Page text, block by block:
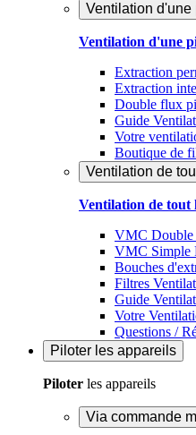
Ventilation d'une
Ventilation d'une
Extraction
Extraction
Double flux
Guide
Votre
Boutique de
Ventilation de
Ventilation de tout
VMC Double
VMC Simple
Bouches
Filtres
Guide
Votre
Questions /
Piloter les appareils
Piloter les appareils
Via commande